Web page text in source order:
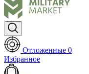
Отложенные 0
Избранное